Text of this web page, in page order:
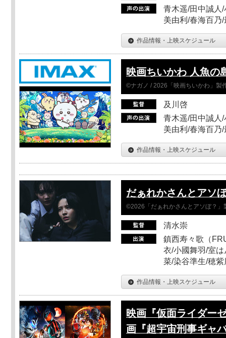
青木遥/田中誠人
美由利/春海百乃
作品情報・上映スケジュール
映画ちいかわ 人魚の
©ナガノ / 2026「映画ちいかわ」製
及川啓
青木遥/田中誠人
美由利/春海百乃
作品情報・上映スケジュール
だぁれかさんとアソ
©2026「だぁれかさんとアソぼ？」
清水崇
鎮西寿々歌（
衣/小國舞羽/室
菜/染谷準生/穂
作品情報・上映スケジュール
映画『仮面ライダー
画『超宇宙刑事ギャ